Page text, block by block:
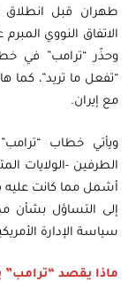
طهران قبل انطلاق
وحذّر “ترامب” في
“تفعل ما تريد”، كما
مع إيران.
ويأتي خطاب “ترامب”
الطرفين -الولايات
أشمل مما كانت عليه
إلى التساؤل بشأن
سياسة الإدارة
ماذا يقصد “ترامب”